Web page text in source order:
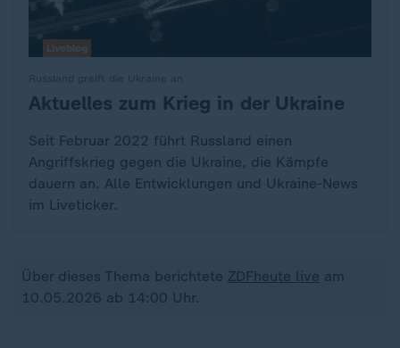
:
Aktuelles zum Krieg in der Ukraine
Seit Februar 2022 führt Russland einen
Angriffskrieg gegen die Ukraine, die Kämpfe
dauern an. Alle Entwicklungen und Ukraine-News
im Liveticker.
Liveblog
Über dieses Thema berichtete ZDFheute live am
10.05.2026 ab 14:00 Uhr.